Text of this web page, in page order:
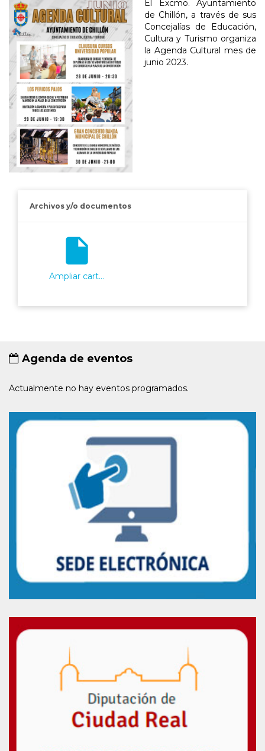
El Excmo. Ayuntamiento
de Chillón, a través de sus
Concejalías de Educación,
Cultura y Turismo organiza
la Agenda Cultural mes de
junio 2023.
Archivos y/o documentos
insert_drive_file
Ampliar cart...
Agenda de eventos
Actualmente no hay eventos programados.